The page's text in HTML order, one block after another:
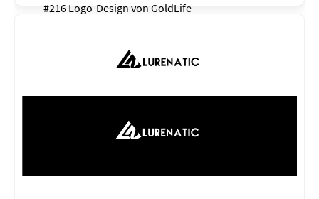
#216 Logo-Design von GoldLife